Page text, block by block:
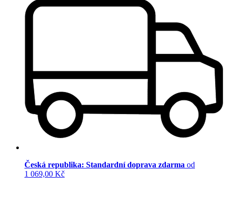
Česká republika: Standardní doprava zdarma od
1 069,00 Kč